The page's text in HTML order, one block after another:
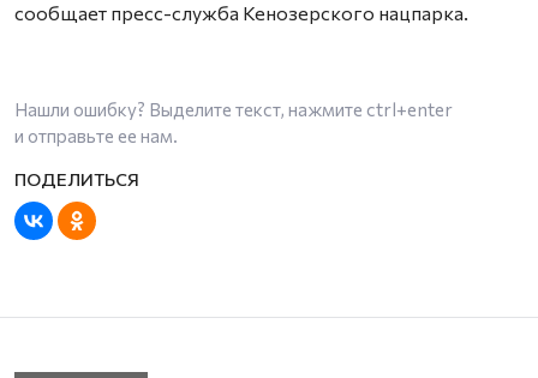
сообщает пресс-служба Кенозерского нацпарка.
Нашли ошибку? Выделите текст, нажмите ctrl+enter
и отправьте ее нам.